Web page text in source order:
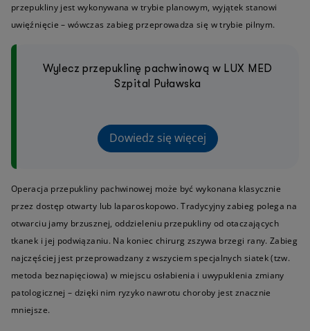
przepukliny jest wykonywana w trybie planowym, wyjątek stanowi
uwięźnięcie – wówczas zabieg przeprowadza się w trybie pilnym.
Wylecz przepuklinę pachwinową w LUX MED
Szpital Puławska
Dowiedz się więcej
Operacja przepukliny pachwinowej może być wykonana klasycznie
przez dostęp otwarty lub laparoskopowo. Tradycyjny zabieg polega na
otwarciu jamy brzusznej, oddzieleniu przepukliny od otaczających
tkanek i jej podwiązaniu. Na koniec chirurg zszywa brzegi rany. Zabieg
najczęściej jest przeprowadzany z wszyciem specjalnych siatek (tzw.
metoda beznapięciowa) w miejscu osłabienia i uwypuklenia zmiany
patologicznej – dzięki nim ryzyko nawrotu choroby jest znacznie
mniejsze.